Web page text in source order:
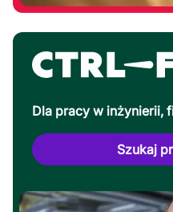
Dla pracy w inżynierii,
Szukaj